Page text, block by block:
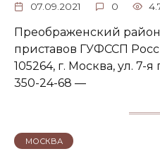
07.09.2021 0
Преображенский
приставов ГУФССП
105264, г. Москва, ул. 7-
350-24-68 —
МОСКВА